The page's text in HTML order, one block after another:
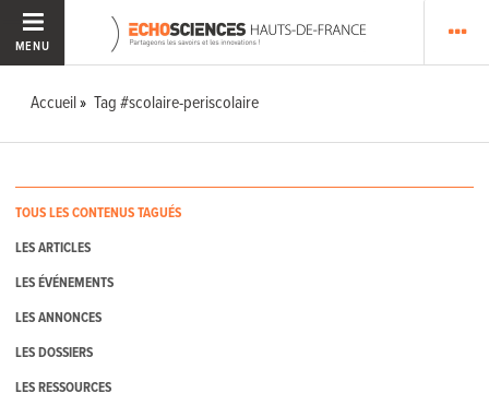
MENU
Accueil Tag #scolaire-periscolaire
TOUS LES CONTENUS TAGUÉS
LES ARTICLES
LES ÉVÉNEMENTS
LES ANNONCES
LES DOSSIERS
LES RESSOURCES